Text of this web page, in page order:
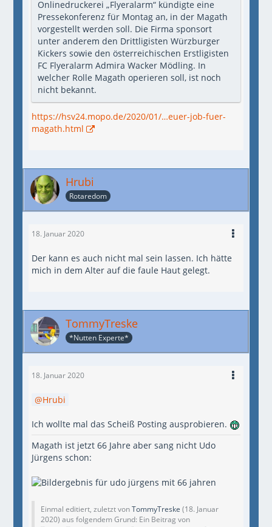
Onlinedruckerei „Flyeralarm“ kündigte eine
Pressekonferenz für Montag an, in der Magath
vorgestellt werden soll. Die Firma sponsort
unter anderem den Drittligisten Würzburger
Kickers sowie den österreichischen Erstligisten
FC Flyeralarm Admira Wacker Mödling. In
welcher Rolle Magath operieren soll, ist noch
nicht bekannt.
https://hsv24.mopo.de/2020/01/…euer-job-fuer-
magath.html
Hrubi
Rotaredom
18. Januar 2020
Der kann es auch nicht mal sein lassen. Ich hätte
mich in dem Alter auf die faule Haut gelegt.
TommyTreske
*Nutten Experte*
18. Januar 2020
Hrubi
Ich wollte mal das Scheiß Posting ausprobieren.
Magath ist jetzt 66 Jahre aber sang nicht Udo
Jürgens schon:
Einmal editiert, zuletzt vonTommyTreske (18. Januar
2020) aus folgendem Grund: Ein Beitrag von